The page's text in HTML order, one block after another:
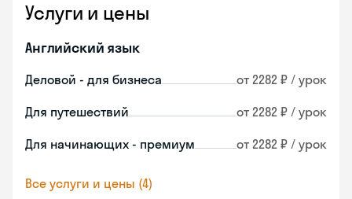
Услуги и цены
Английский язык
Деловой - для бизнеса от 2282 ₽ / урок
Для путешествий от 2282 ₽ / урок
Для начинающих - премиум от 2282 ₽ / урок
Все услуги и цены (4)